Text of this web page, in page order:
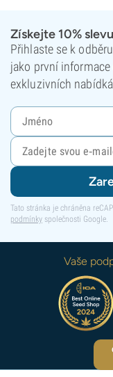
Získejte 10%
Přihlaste se k
jako první
exkluzivních
Tato stránka je chráněna
podmínky společnosti Google.
Vaše